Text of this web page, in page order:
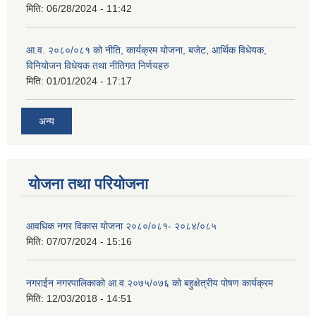
मिति: 06/28/2024 - 11:42
आ.व. २०८०/०८१ को नीति, कार्यक्रम योजना, बजेट, आर्थिक विधेयक,
विनियोजन विधेयक तथा नीतिगत निर्णयहरु
मिति: 01/01/2024 - 17:17
अन्य
योजना तथा परियोजना
आवधिक नगर विकास योजना २०८०/०८१- २०८४/०८५
मिति: 07/07/2024 - 15:16
नगराईन नगरपालिकाको आ.व.२०७५/०७६ को बहुक्षेत्रीय पोषण कार्यक्रम
मिति: 12/03/2018 - 14:51